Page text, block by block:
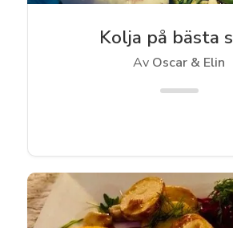
Kolja på bästa
Av Oscar & Elin